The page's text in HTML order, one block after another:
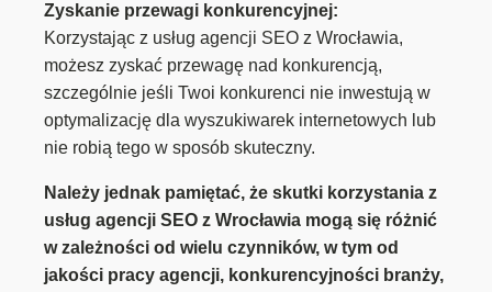
Zyskanie przewagi konkurencyjnej:
Korzystając z usług agencji SEO z Wrocławia,
możesz zyskać przewagę nad konkurencją,
szczególnie jeśli Twoi konkurenci nie inwestują w
optymalizację dla wyszukiwarek internetowych lub
nie robią tego w sposób skuteczny.
Należy jednak pamiętać, że skutki korzystania z
usług agencji SEO z Wrocławia mogą się różnić
w zależności od wielu czynników, w tym od
jakości pracy agencji, konkurencyjności branży,